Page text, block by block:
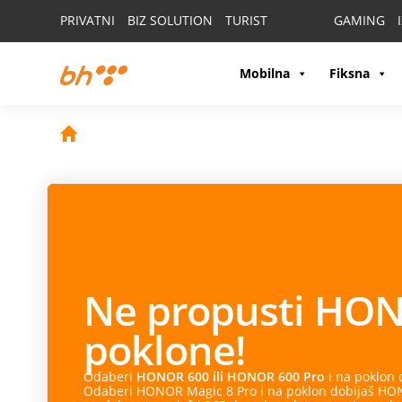
PRIVATNI BIZ SOLUTION TURIST GAMING
Mobilna Fiksna
Ne propusti
poklone!
Odaberi HONOR 600 ili HONOR 600 Pro i na poklon
Odaberi HONOR Magic 8 Pro i na poklon dobijaš